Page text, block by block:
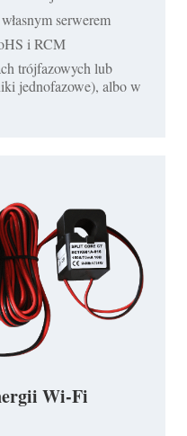
serwerem
i RCM
trójfazowych lub
jednofazowe), albo w
Wi-Fi